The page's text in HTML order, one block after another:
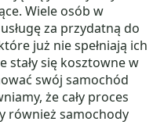
Wiele osób w
za przydatną do
już nie spełniają ich
stały się kosztowne w
swój samochód
że cały proces
również samochody